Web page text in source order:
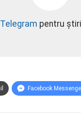
Telegram pentru
Facebook